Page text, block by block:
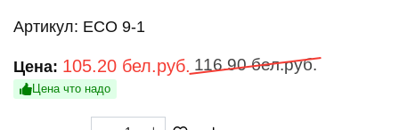
Артикул: ECO 9-1
Цена: 116.90бел.руб.
Первоначальная
цена
составляла
105.20 бел.руб.
Текущая
цена:
105.20 бел.руб..
Цена что надо
Количество